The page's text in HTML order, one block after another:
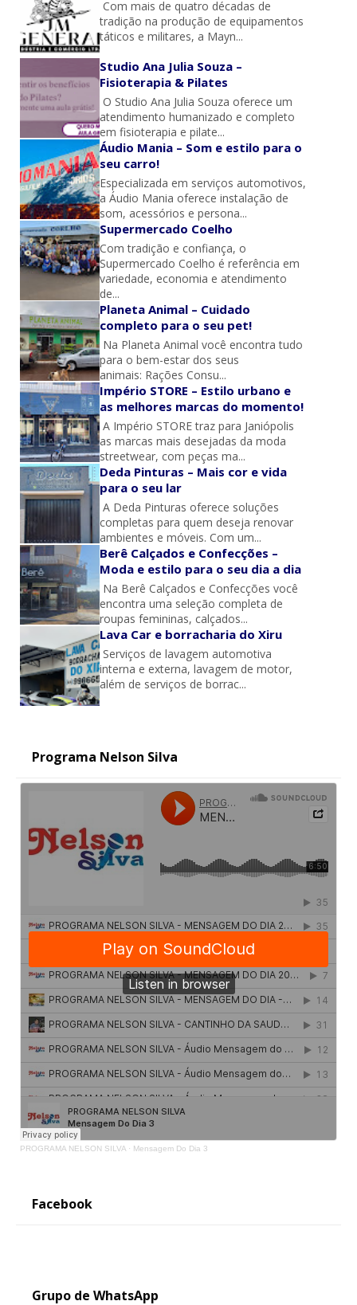
Com mais de quatro décadas de
tradição na produção de equipamentos
táticos e militares, a Mayn...
Studio Ana Julia Souza –
Fisioterapia & Pilates
O Studio Ana Julia Souza oferece um
atendimento humanizado e completo
em fisioterapia e pilate...
Áudio Mania – Som e estilo para o
seu carro!
Especializada em serviços automotivos,
a Áudio Mania oferece instalação de
som, acessórios e persona...
Supermercado Coelho
Com tradição e confiança, o
Supermercado Coelho é referência em
variedade, economia e atendimento
de...
Planeta Animal – Cuidado
completo para o seu pet!
Na Planeta Animal você encontra tudo
para o bem-estar dos seus
animais: Rações Consu...
Império STORE – Estilo urbano e
as melhores marcas do momento!
A Império STORE traz para Janiópolis
as marcas mais desejadas da moda
streetwear, com peças ma...
Deda Pinturas – Mais cor e vida
para o seu lar
A Deda Pinturas oferece soluções
completas para quem deseja renovar
ambientes e móveis. Com um...
Berê Calçados e Confecções –
Moda e estilo para o seu dia a dia
Na Berê Calçados e Confecções você
encontra uma seleção completa de
roupas femininas, calçados...
Lava Car e borracharia do Xiru
Serviços de lavagem automotiva
interna e externa, lavagem de motor,
além de serviços de borrac...
Programa Nelson Silva
PROGRAMA NELSON SILVA · Mensagem Do Dia 3
Facebook
Grupo de WhatsApp